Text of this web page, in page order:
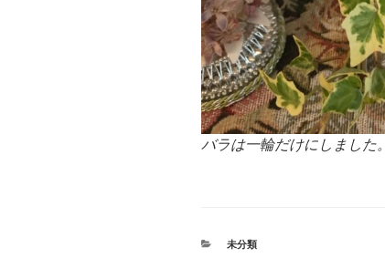
バラは一輪だけにしました。
カ
未分類